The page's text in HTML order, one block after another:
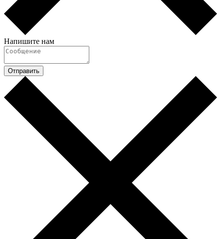
Напишите нам
Отправить